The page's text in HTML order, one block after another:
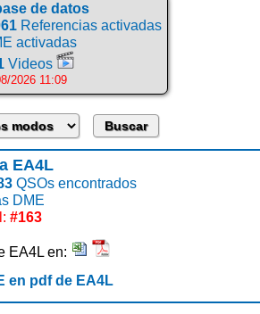
de datos
Referencias activadas
activadas
Videos
2026 11:09
EA4L
QSOs encontrados
DME
#163
EA4L en:
en pdf de EA4L